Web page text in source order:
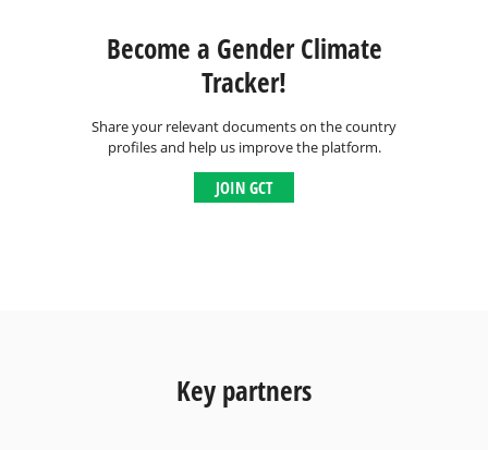
Become a Gender Climate
Tracker!
Share your relevant documents on the country
profiles and help us improve the platform.
JOIN GCT
Key partners